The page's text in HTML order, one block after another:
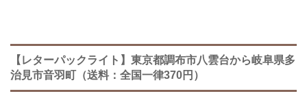
【レターパックライト】東京都調布市八雲台から岐阜県多
治見市音羽町（送料：全国一律370円）